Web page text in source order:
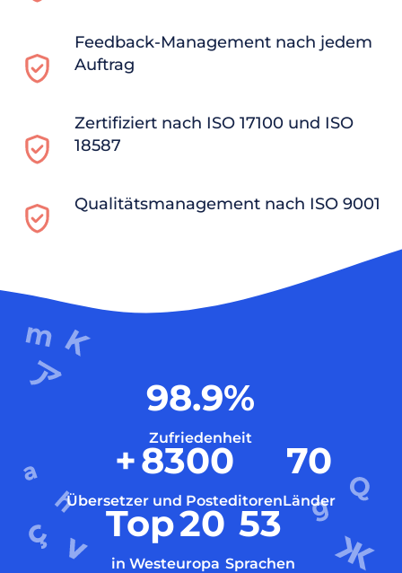
Feedback-Management nach jedem
Auftrag
Zertifiziert nach ISO 17100 und ISO
18587
Qualitätsmanagement nach ISO 9001
98.9%
Zufriedenheit
+8300
Übersetzer und Posteditoren
70
Länder
Top20
in Westeuropa
53
Sprachen